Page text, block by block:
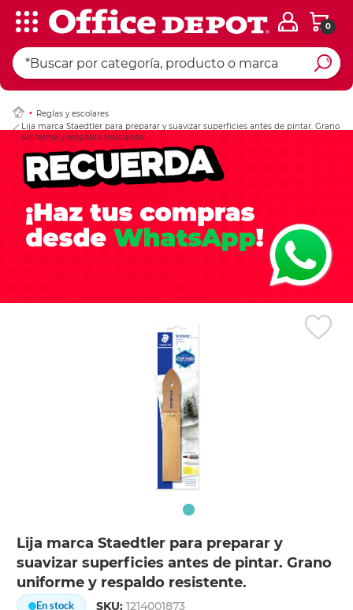
0
Reglas y escolares
Lija marca Staedtler para preparar y suavizar superficies antes de pintar. Grano
uniforme y respaldo resistente.
Lija marca Staedtler para preparar y
suavizar superficies antes de pintar. Grano
uniforme y respaldo resistente.
En stock SKU:1214001873
Ingresar Codigo